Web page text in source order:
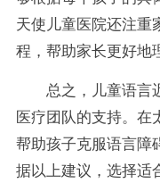
天使儿童医院还注重
程，帮助家长更好地
总之，儿童语言
医疗团队的支持。在
帮助孩子克服语言障
据以上建议，选择适